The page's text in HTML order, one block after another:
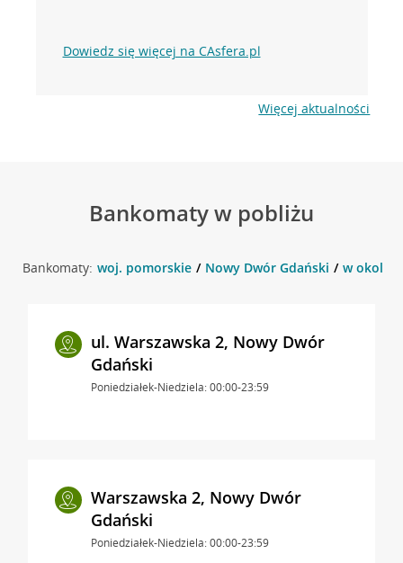
Dowiedz się więcej na CAsfera.pl
Więcej aktualności
Bankomaty w pobliżu
Bankomaty: woj. pomorskie Nowy Dwór Gdański w okolicy
ul. Warszawska 2, Nowy Dwór
Gdański
Poniedziałek-Niedziela: 00:00-23:59
Warszawska 2, Nowy Dwór
Gdański
Poniedziałek-Niedziela: 00:00-23:59